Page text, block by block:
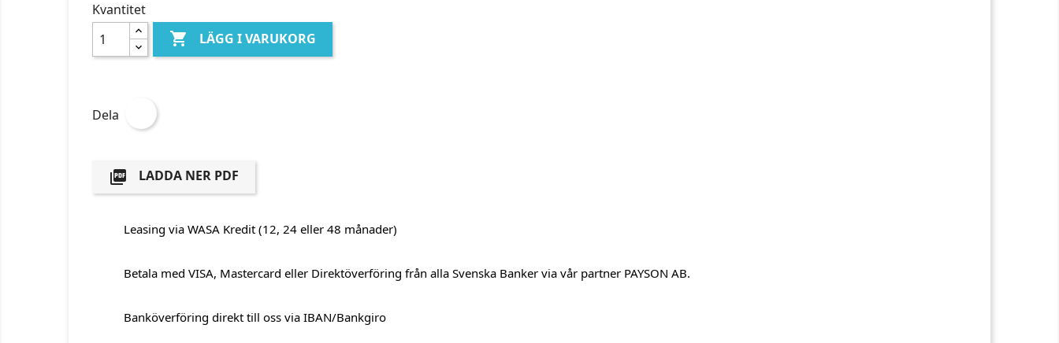
Kvantitet
 LÄGG I VARUKORG
Dela
 LADDA NER PDF
Leasing via WASA Kredit (12, 24 eller 48 månader)
Betala med VISA, Mastercard eller Direktöverföring från alla Svenska Banker via vår partner PAYSON AB.
Banköverföring direkt till oss via IBAN/Bankgiro